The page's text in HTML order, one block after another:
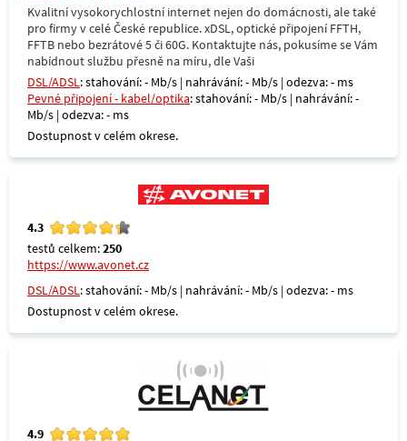
Kvalitní vysokorychlostní internet nejen do domácnosti, ale také
pro firmy v celé České republice. xDSL, optické připojení FFTH,
FFTB nebo bezrátové 5 či 60G. Kontaktujte nás, pokusíme se Vám
nabídnout službu přesně na míru, dle Vaši
DSL/ADSL: stahování: - Mb/s | nahrávání: - Mb/s | odezva: - ms
Pevné připojení - kabel/optika: stahování: - Mb/s | nahrávání: -
Mb/s | odezva: - ms
Dostupnost v celém okrese.
4.3
testů celkem:250
https://www.avonet.cz
DSL/ADSL: stahování: - Mb/s | nahrávání: - Mb/s | odezva: - ms
Dostupnost v celém okrese.
4.9